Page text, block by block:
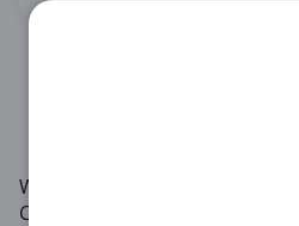
Willkommen im Bereich
Copacoupona.de, Ihrem